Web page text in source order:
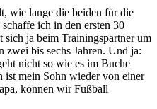
wie lange die beiden für die
ich in den ersten 30
ja beim Trainingspartner um
bis sechs Jahren. Und ja:
nicht so wie es im Buche
ist mein Sohn wieder von einer
können wir Fußball